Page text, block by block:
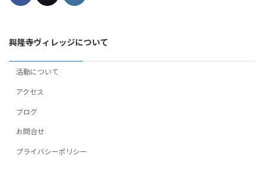
興隆寺ヴィレッジについて
活動について
アクセス
ブログ
お問合せ
プライバシーポリシー